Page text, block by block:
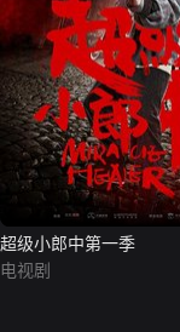
超级小郎中第一季
电视剧